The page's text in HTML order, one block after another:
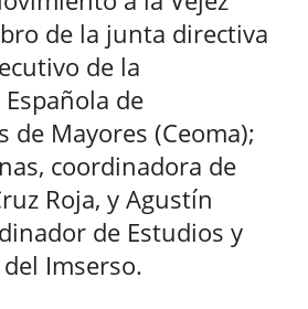
de la junta directiva
de la
de
de Mayores (Ceoma);
coordinadora de
Roja, y Agustín
de Estudios y
Imserso.